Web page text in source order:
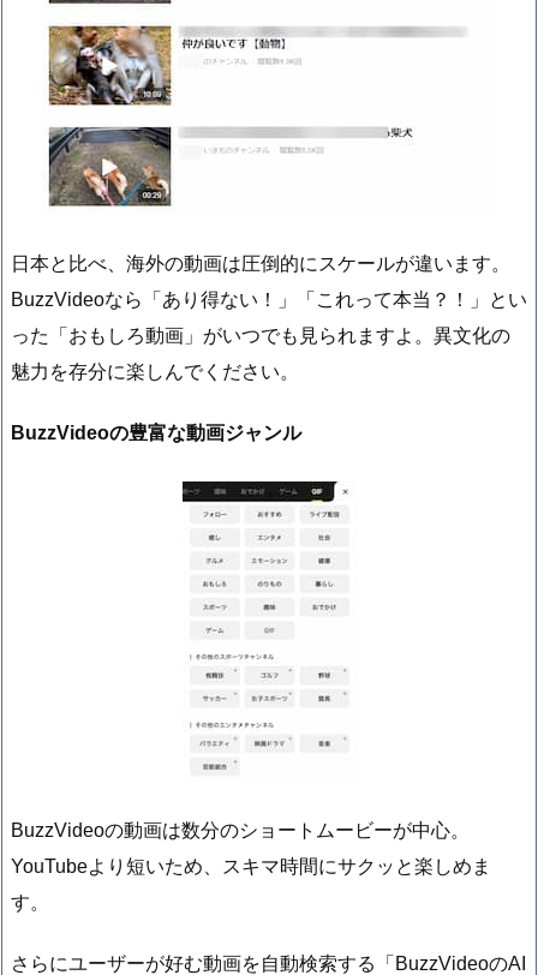
日本と比べ、海外の動画は圧倒的にスケールが違います。
BuzzVideoなら「あり得ない！」「これって本当？！」とい
った「おもしろ動画」がいつでも見られますよ。異文化の
魅力を存分に楽しんでください。
BuzzVideoの豊富な動画ジャンル
BuzzVideoの動画は数分のショートムービーが中心。
YouTubeより短いため、スキマ時間にサクッと楽しめま
す。
さらにユーザーが好む動画を自動検索する「BuzzVideoのAI